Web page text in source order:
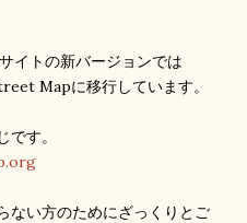
イトの新バージョンでは
Mapに移行しています。
す。
い方のためにざっくりとご